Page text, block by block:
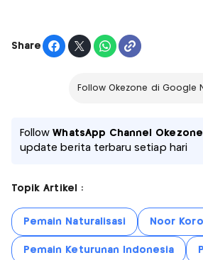
Share
Follow Okezone di Google
FollowWhatsApp Channel Okezone
update berita terbaru setiap hari
Topik Artikel :
Pemain Naturalisasi Noor
Pemain Keturunan Indonesia